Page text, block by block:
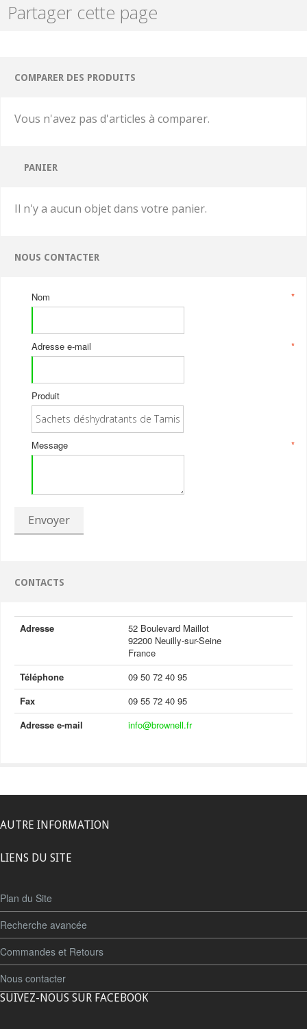
Partager cette page
COMPARER DES PRODUITS
Vous n'avez pas d'articles à comparer.
PANIER
Il n'y a aucun objet dans votre panier.
NOUS CONTACTER
*
Nom
*
Adresse e-mail
Produit
*
Message
Envoyer
CONTACTS
Adresse
52 Boulevard Maillot
92200 Neuilly-sur-Seine
France
Téléphone
09 50 72 40 95
Fax
09 55 72 40 95
Adresse e-mail
info@brownell.fr
AUTRE INFORMATION
LIENS DU SITE
Plan du Site
Recherche avancée
Commandes et Retours
Nous contacter
SUIVEZ-NOUS SUR FACEBOOK